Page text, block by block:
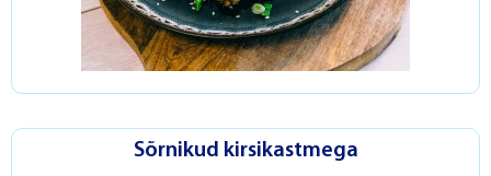
Sõrnikud kirsikastmega